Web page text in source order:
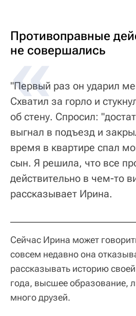
Противоправные
не совершались
"Первый раз он ударил
Схватил за горло и
об стену. Спросил:
выгнал в подъезд и
время в квартире спал
сын. Я решила, что все
действительно в чем-то
рассказывает Ирина.
Сейчас Ирина может
совсем недавно она
рассказывать историю
года, высшее образование,
много друзей.